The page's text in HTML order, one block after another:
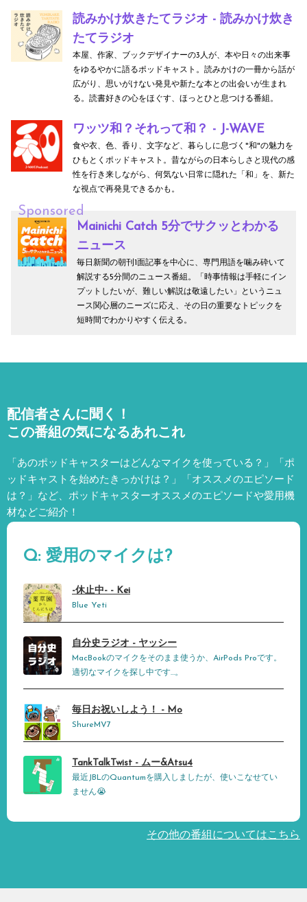
読みかけ炊きたてラジオ - 読みかけ炊き
たてラジオ
本屋、作家、ブックデザイナーの3人が、本や日々の出来事
をゆるやかに語るポッドキャスト。読みかけの一冊から話が
広がり、思いがけない発見や新たな本との出会いが生まれ
る。読書好きの心をほぐす、ほっとひと息つける番組。
ワッツ和？それって和？ - J-WAVE
食や衣、色、香り、文字など、暮らしに息づく"和"の魅力を
ひもとくポッドキャスト。昔ながらの日本らしさと現代の感
性を行き来しながら、何気ない日常に隠れた「和」を、新た
な視点で再発見できるかも。
Sponsored
Mainichi Catch 5分でサクッとわかる
ニュース
毎日新聞の朝刊1面記事を中心に、専門用語を噛み砕いて
解説する5分間のニュース番組。「時事情報は手軽にイン
プットしたいが、難しい解説は敬遠したい」というニュ
ース関心層のニーズに応え、その日の重要なトピックを
短時間でわかりやすく伝える。
配信者さんに聞く！
この番組の気になるあれこれ
「あのポッドキャスターはどんなマイクを使っている？」「ポ
ッドキャストを始めたきっかけは？」「オススメのエピソード
は？」など、 ポッドキャスターオススメのエピソードや愛用機
材などご紹介！
Q: 愛用のマイクは?
-休止中- - Kei
Blue Yeti
自分史ラジオ - ヤッシー
MacBookのマイクをそのまま使うか、AirPods Proです。
適切なマイクを探し中です…。
毎日お祝いしよう！ - Mo
ShureMV7
TankTalkTwist - ムー&Atsu4
最近JBLのQuantumを購入しましたが、使いこなせてい
ません😭
その他の番組についてはこちら